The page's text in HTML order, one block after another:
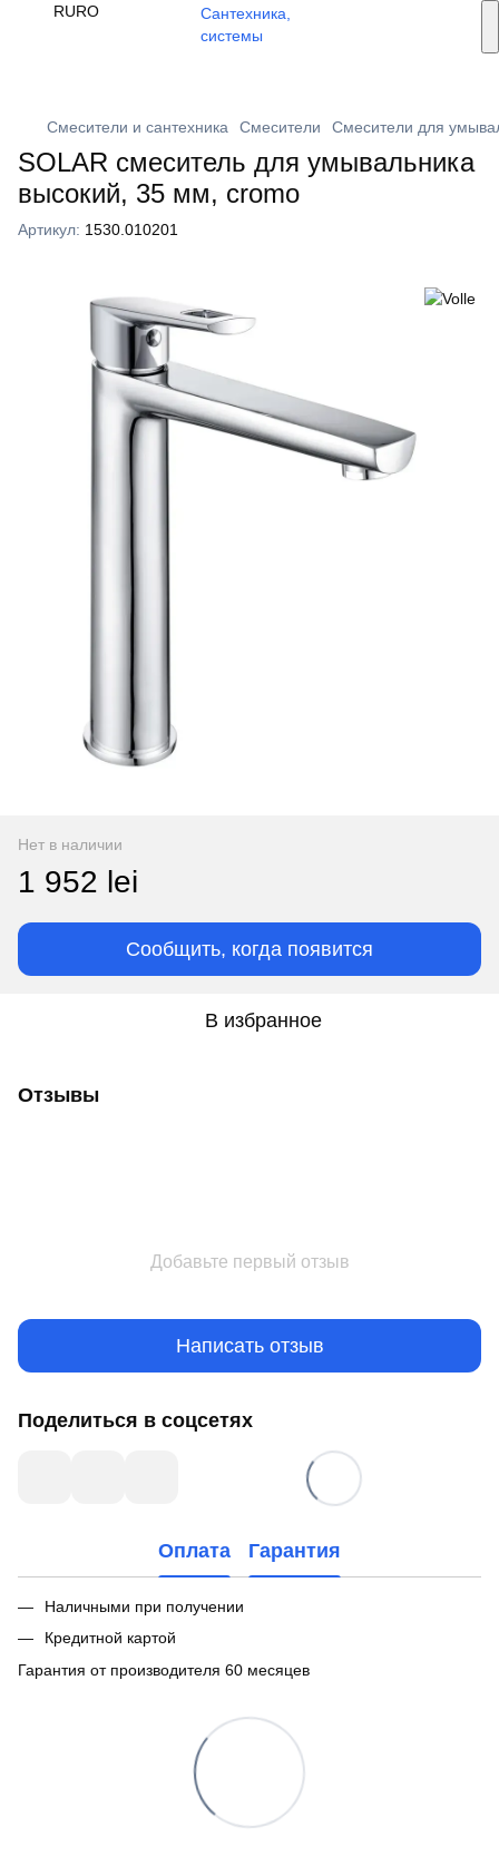
Услуги монтажа
🔥 Акции и скидки
RURO
Смесители и сантехника Смесители Смесители для
SOLAR смеситель для умывальника
высокий, 35 мм, cromo
Артикул: 1530.010201
Нет в наличии
1 952 lei
Сообщить, когда появится
В избранное
Отзывы
Добавьте первый отзыв
Написать отзыв
Поделиться в соцсетях
Оплата Гарантия
Наличными при получении
Кредитной картой
Гарантия от производителя 60 месяцев